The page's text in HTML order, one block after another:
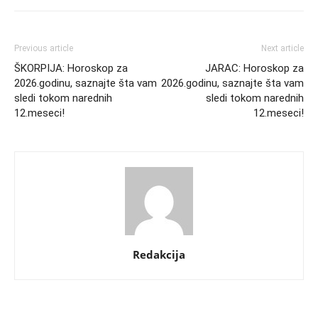
Previous article
ŠKORPIJA: Horoskop za
2026.godinu, saznajte šta vam
sledi tokom narednih
12.meseci!
Next article
JARAC: Horoskop za
2026.godinu, saznajte šta vam
sledi tokom narednih
12.meseci!
Redakcija